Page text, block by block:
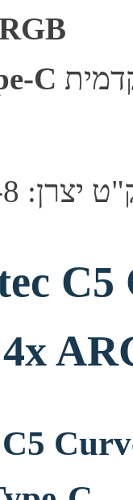
C
0-761345-10032-8